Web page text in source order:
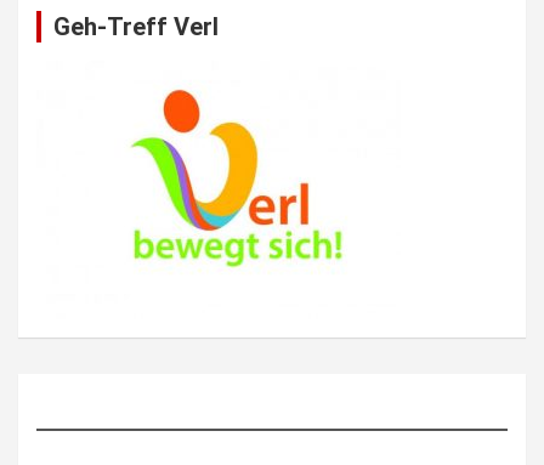
Geh-Treff Verl